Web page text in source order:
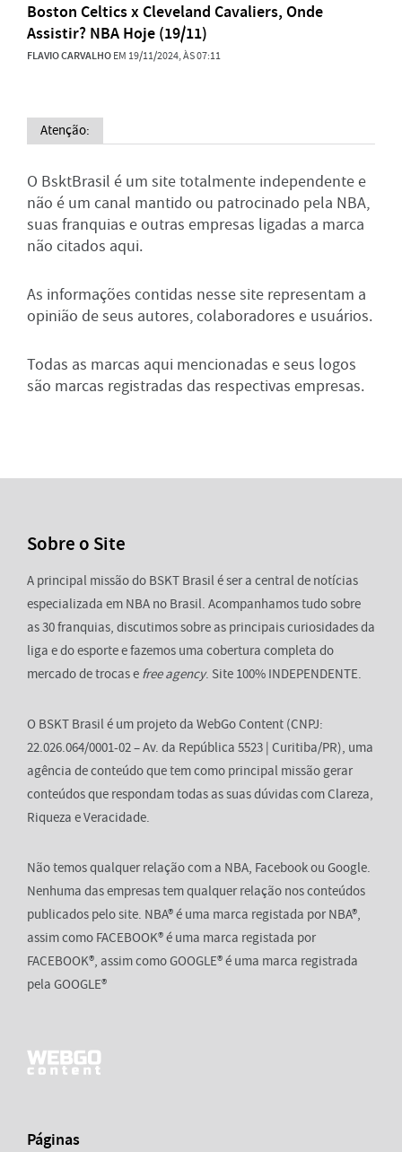
Boston Celtics x Cleveland Cavaliers, Onde
Assistir? NBA Hoje (19/11)
FLAVIO CARVALHOEM 19/11/2024, ÀS 07:11
Atenção:
O BsktBrasil é um site totalmente independente e
não é um canal mantido ou patrocinado pela NBA,
suas franquias e outras empresas ligadas a marca
não citados aqui.
As informações contidas nesse site representam a
opinião de seus autores, colaboradores e usuários.
Todas as marcas aqui mencionadas e seus logos
são marcas registradas das respectivas empresas.
Sobre o Site
A principal missão do BSKT Brasil é ser a central de notícias
especializada em NBA no Brasil. Acompanhamos tudo sobre
as 30 franquias, discutimos sobre as principais curiosidades da
liga e do esporte e fazemos uma cobertura completa do
mercado de trocas e free agency. Site 100% INDEPENDENTE.
O BSKT Brasil é um projeto da WebGo Content (CNPJ:
22.026.064/0001-02 – Av. da República 5523 | Curitiba/PR), uma
agência de conteúdo que tem como principal missão gerar
conteúdos que respondam todas as suas dúvidas com Clareza,
Riqueza e Veracidade.
Não temos qualquer relação com a NBA, Facebook ou Google.
Nenhuma das empresas tem qualquer relação nos conteúdos
publicados pelo site. NBA® é uma marca registada por NBA®,
assim como FACEBOOK® é uma marca registada por
FACEBOOK®, assim como GOOGLE® é uma marca registrada
pela GOOGLE®
Páginas